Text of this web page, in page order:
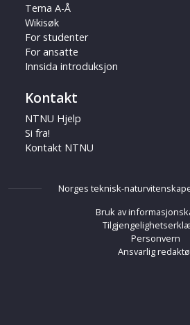
Tema A-Å
Wikisøk
For studenter
For ansatte
Innsida introduksjon
Kontakt
NTNU Hjelp
Si fra!
Kontakt NTNU
Norges teknisk-
Bruk av
Personvern
Ansvarlig